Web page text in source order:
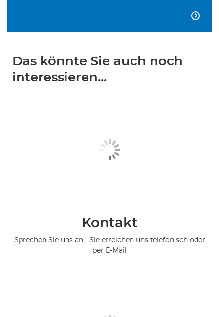

Das könnte Sie auch noch
interessieren...
Kontakt
Sprechen Sie uns an - Sie erreichen uns telefonisch oder
per E-Mail